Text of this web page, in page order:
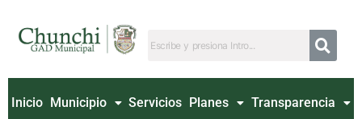
contenido
Inicio Municipio Servicios Planes Transparencia